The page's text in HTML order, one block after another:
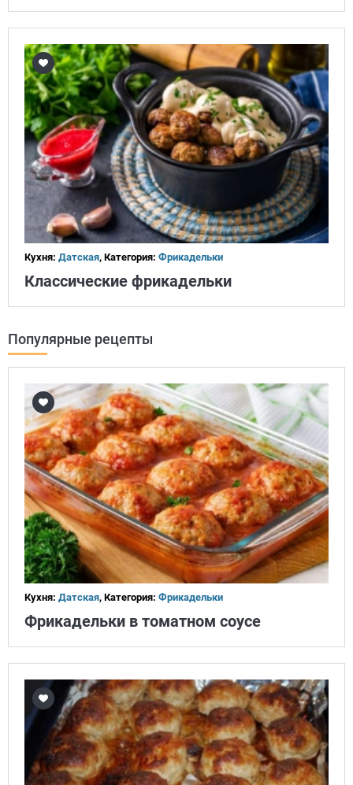
Кухня: Датская, Категория: Фрикадельки
Классические фрикадельки
Популярные рецепты
Кухня: Датская, Категория: Фрикадельки
Фрикадельки в томатном соусе